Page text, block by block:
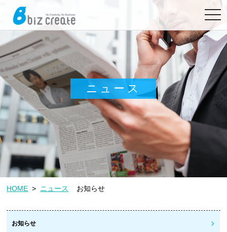
ニュース
HOME > ニュース お知らせ
お知らせ